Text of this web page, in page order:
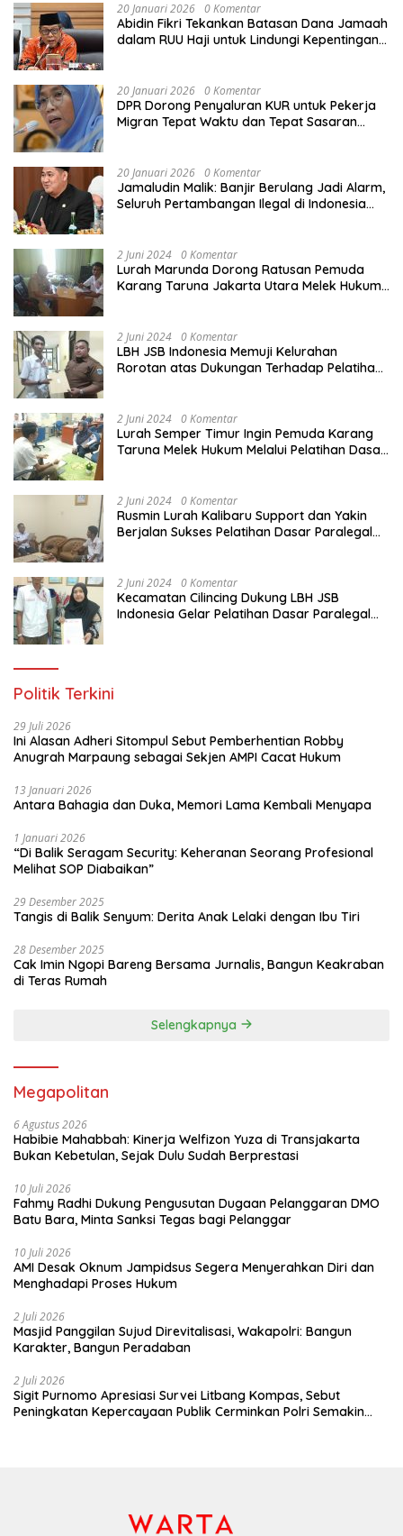
20 Januari 2026 0 Komentar
Abidin Fikri Tekankan Batasan Dana Jamaah
dalam RUU Haji untuk Lindungi Kepentingan
20 Januari 2026 0 Komentar
DPR Dorong Penyaluran KUR untuk Pekerja
Migran Tepat Waktu dan Tepat Sasaran
20 Januari 2026 0 Komentar
Jamaludin Malik: Banjir Berulang Jadi Alarm,
Seluruh Pertambangan Ilegal di Indonesia
2 Juni 2024 0 Komentar
Lurah Marunda Dorong Ratusan Pemuda
Karang Taruna Jakarta Utara Melek Hukum
2 Juni 2024 0 Komentar
LBH JSB Indonesia Memuji Kelurahan
Rorotan atas Dukungan Terhadap Pelatihan
2 Juni 2024 0 Komentar
Lurah Semper Timur Ingin Pemuda Karang
Taruna Melek Hukum Melalui Pelatihan Dasar
2 Juni 2024 0 Komentar
Rusmin Lurah Kalibaru Support dan Yakin
Berjalan Sukses Pelatihan Dasar Paralegal
2 Juni 2024 0 Komentar
Kecamatan Cilincing Dukung LBH JSB
Indonesia Gelar Pelatihan Dasar Paralegal
Politik Terkini
29 Juli 2026
Ini Alasan Adheri Sitompul Sebut Pemberhentian Robby
Anugrah Marpaung sebagai Sekjen AMPI Cacat Hukum
13 Januari 2026
Antara Bahagia dan Duka, Memori Lama Kembali Menyapa
1 Januari 2026
“Di Balik Seragam Security: Keheranan Seorang Profesional
Melihat SOP Diabaikan”
29 Desember 2025
Tangis di Balik Senyum: Derita Anak Lelaki dengan Ibu Tiri
28 Desember 2025
Cak Imin Ngopi Bareng Bersama Jurnalis, Bangun Keakraban
di Teras Rumah
Selengkapnya
Megapolitan
6 Agustus 2026
Habibie Mahabbah: Kinerja Welfizon Yuza di Transjakarta
Bukan Kebetulan, Sejak Dulu Sudah Berprestasi
10 Juli 2026
Fahmy Radhi Dukung Pengusutan Dugaan Pelanggaran DMO
Batu Bara, Minta Sanksi Tegas bagi Pelanggar
10 Juli 2026
AMI Desak Oknum Jampidsus Segera Menyerahkan Diri dan
Menghadapi Proses Hukum
2 Juli 2026
Masjid Panggilan Sujud Direvitalisasi, Wakapolri: Bangun
Karakter, Bangun Peradaban
2 Juli 2026
Sigit Purnomo Apresiasi Survei Litbang Kompas, Sebut
Peningkatan Kepercayaan Publik Cerminkan Polri Semakin